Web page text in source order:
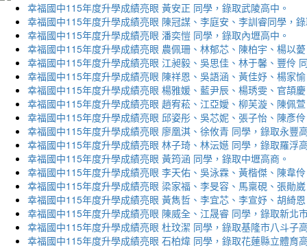
幸福國中115年度升學成績亮眼 黃安正 同學，錄取武陵高中。
幸福國中115年度升學成績亮眼 陳冠謀、李庭安、李訓睿同學，
幸福國中115年度升學成績亮眼 潘奕愷 同學，錄取內壢高中。
幸福國中115年度升學成績亮眼 農佩珊、林郁芯、陳柏宇、楊以
幸福國中115年度升學成績亮眼 江昶毅、吳思佳、林于馨、豐伶
幸福國中115年度升學成績亮眼 陳祥恩、吳語涵、黃佳妤、楊家
幸福國中115年度升學成績亮眼 楊雅媛、藍尹辰、楊琇雯、官頡
幸福國中115年度升學成績亮眼 趙宥菘、江亞嬡、柳芙漩、陳佩
幸福國中115年度升學成績亮眼 邱姿彤、吳芯妮、張子怡、陳彥
幸福國中115年度升學成績亮眼 廖凰淇、徐攸青 同學，錄取永豐
幸福國中115年度升學成績亮眼 林子琦、林沄嬨 同學，錄取羅浮
幸福國中115年度升學成績亮眼 黃筠涵 同學，錄取中壢高商。
幸福國中115年度升學成績亮眼 李天佑、吳泳霖、黃楷傑、陳韋
幸福國中115年度升學成績亮眼 梁家福、李旻容、馬稟硯、張勛
幸福國中115年度升學成績亮眼 黃雋哲、李宜芯、李宣妤、胡綺
幸福國中115年度升學成績亮眼 陳威全、江晟睿 同學，錄取新北
幸福國中115年度升學成績亮眼 杜玟潔 同學，錄取基隆市八斗子
幸福國中115年度升學成績亮眼 石柏煒 同學，錄取花蓮縣立體育